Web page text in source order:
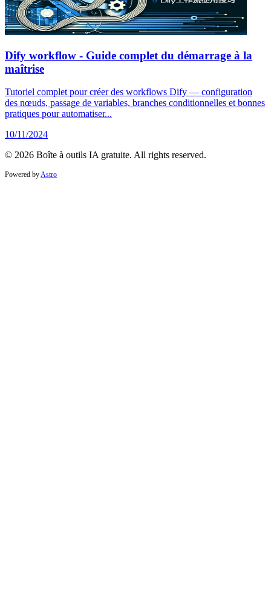
Dify workflow - Guide complet du démarrage à la
maîtrise
Tutoriel complet pour créer des workflows Dify — configuration
des nœuds, passage de variables, branches conditionnelles et bonnes
pratiques pour automatiser...
10/11/2024
© 2026 Boîte à outils IA gratuite. All rights reserved.
Powered byAstro